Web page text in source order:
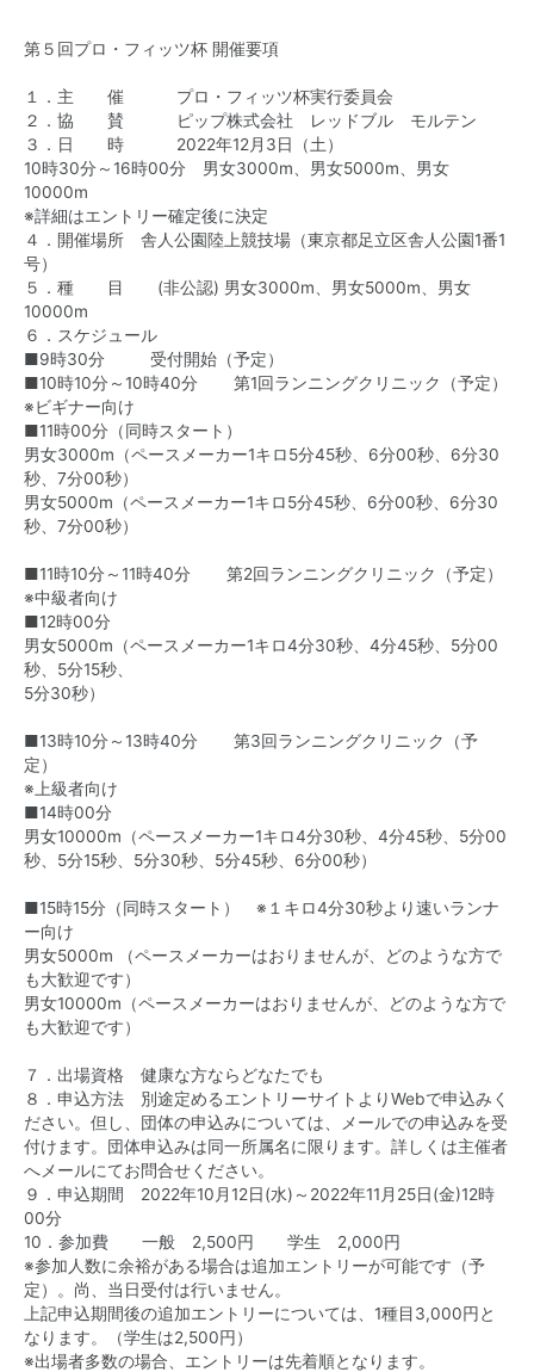
第５回プロ・フィッツ杯 開催要項
１．主 催 プロ・フィッツ杯実行委員会
２．協 賛 ピップ株式会社 レッドブル モルテン
３．日 時 2022年12月3日（土）
10時30分～16時00分 男女3000m、男女5000m、男女
10000m
※詳細はエントリー確定後に決定
４．開催場所 舎人公園陸上競技場（東京都足立区舎人公園1番1
号）
５．種 目 (非公認) 男女3000m、男女5000m、男女
10000m
６．スケジュール
■9時30分 受付開始（予定）
■10時10分～10時40分 第1回ランニングクリニック（予定）
※ビギナー向け
■11時00分（同時スタート）
男女3000m（ペースメーカー1キロ5分45秒、6分00秒、6分30
秒、7分00秒）
男女5000m（ペースメーカー1キロ5分45秒、6分00秒、6分30
秒、7分00秒）
■11時10分～11時40分 第2回ランニングクリニック（予定）
※中級者向け
■12時00分
男女5000m（ペースメーカー1キロ4分30秒、4分45秒、5分00
秒、5分15秒、
5分30秒）
■13時10分～13時40分 第3回ランニングクリニック（予
定）
※上級者向け
■14時00分
男女10000m（ペースメーカー1キロ4分30秒、4分45秒、5分00
秒、5分15秒、5分30秒、5分45秒、6分00秒）
■15時15分（同時スタート） ※１キロ4分30秒より速いランナ
ー向け
男女5000m （ペースメーカーはおりませんが、どのような方で
も大歓迎です）
男女10000m（ペースメーカーはおりませんが、どのような方で
も大歓迎です）
７．出場資格 健康な方ならどなたでも
８．申込方法 別途定めるエントリーサイトよりWebで申込みく
ださい。但し、団体の申込みについては、メールでの申込みを受
付けます。団体申込みは同一所属名に限ります。詳しくは主催者
へメールにてお問合せください。
９．申込期間 2022年10月12日(水)～2022年11月25日(金)12時
00分
10．参加費 一般 2,500円 学生 2,000円
※参加人数に余裕がある場合は追加エントリーが可能です（予
定）。尚、当日受付は行いません。
上記申込期間後の追加エントリーについては、1種目3,000円と
なります。（学生は2,500円）
※出場者多数の場合、エントリーは先着順となります。